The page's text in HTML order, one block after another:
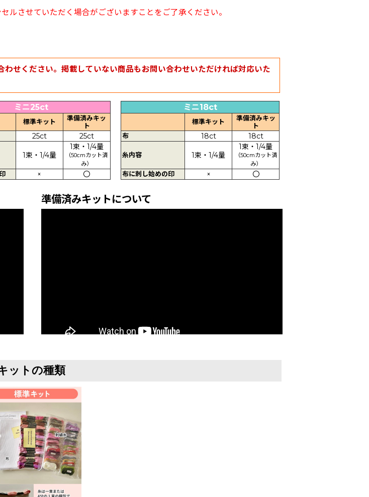
ルさせていただく場合がございますことをご了承ください。
せください。掲載していない商品もお問い合わせいただければ対応いた
ミニ25ct
標準キット
準備済みキッ
ト
25ct 25ct
1束・1/4量
1束・1/4量
（50cmカット済
み）
× 〇
ミニ18ct
標準キット
準備済みキッ
ト
布
18ct 18ct
糸内容 1束・1/4量
1束・1/4量
（50cmカット済
み）
布に刺し始めの印 × 〇
準備済みキットについて
ットの種類